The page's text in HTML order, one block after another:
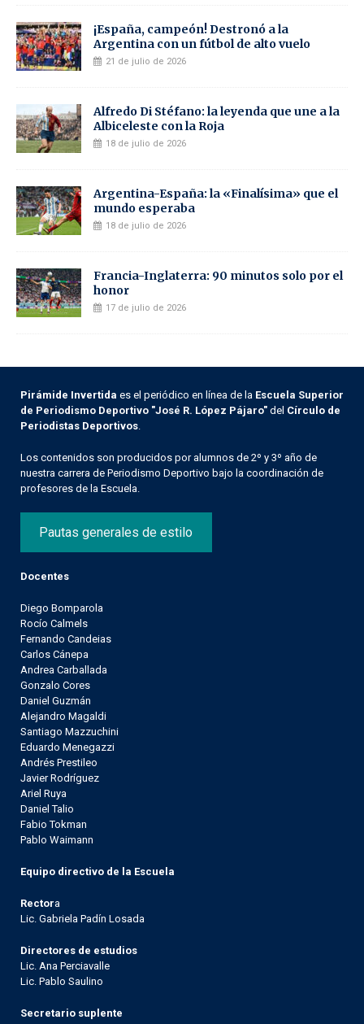
¡España, campeón! Destronó a la
Argentina con un fútbol de alto vuelo
21 de julio de 2026
Alfredo Di Stéfano: la leyenda que une a la
Albiceleste con la Roja
18 de julio de 2026
Argentina-España: la «Finalísima» que el
mundo esperaba
18 de julio de 2026
Francia-Inglaterra: 90 minutos solo por el
honor
17 de julio de 2026
Pirámide Invertida es el periódico en línea de la Escuela Superior
de Periodismo Deportivo "José R. López Pájaro" del Círculo de
Periodistas Deportivos
Los contenidos son producidos por alumnos de 2º y 3º año de
nuestra carrera de Periodismo Deportivo bajo la coordinación de
profesores de la Escuela.
Pautas generales de estilo
Docentes
Diego Bomparola
Rocío Calmels
Fernando Candeias
Carlos Cánepa
Andrea Carballada
Gonzalo Cores
Daniel Guzmán
Alejandro Magaldi
Santiago Mazzuchini
Eduardo Menegazzi
Andrés Prestileo
Javier Rodríguez
Ariel Ruya
Daniel Talio
Fabio Tokman
Pablo Waimann
Equipo directivo de la Escuela
Rectora
Lic. Gabriela Padín Losada
Directores de estudios
Lic. Ana Perciavalle
Lic. Pablo Saulino
Secretario suplente